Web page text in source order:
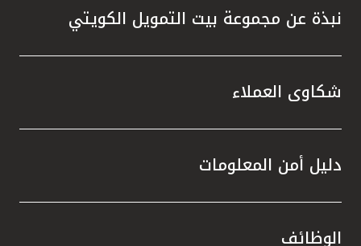
نبذة عن مجموعة بيت التمويل الكويتي
شكاوى العملاء
دليل أمن المعلومات
الوظائف